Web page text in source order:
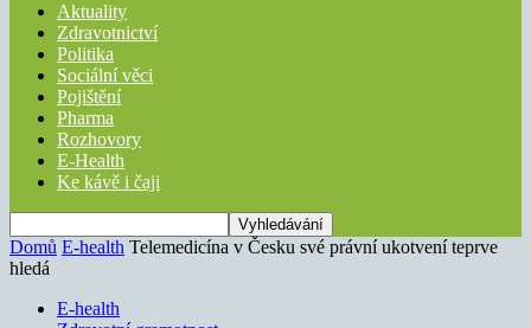
Aktuality
Zdravotnictví
Politika
Sociální věci
Pojištění
Pharma
Rozhovory
E-Health
Ke kávě i čaji
Domů E-health Telemedicína v Česku své právní ukotvení teprve
hledá
E-health